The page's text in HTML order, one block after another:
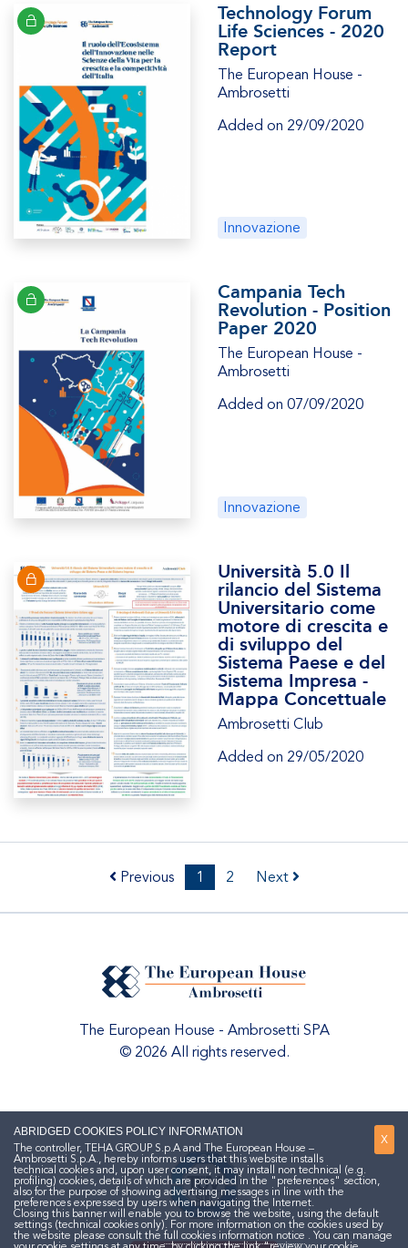
Technology Forum
Life Sciences - 2020
Report
The European House -
Ambrosetti
Added on 29/09/2020
Innovazione
Campania Tech
Revolution - Position
Paper 2020
The European House -
Ambrosetti
Added on 07/09/2020
Innovazione
Università 5.0 Il
rilancio del Sistema
Universitario come
motore di crescita e
di sviluppo del
Sistema Paese e del
Sistema Impresa -
Mappa Concettuale
Ambrosetti Club
Added on 29/05/2020
Previous 1 2 Next
The European House - Ambrosetti SPA
© 2026 All rights reserved.
X
ABRIDGED COOKIES POLICY INFORMATION
The controller, TEHA GROUP S.p.A and The European House –
Ambrosetti S.p.A., hereby informs users that this website installs
technical cookies and, upon user consent, it may install non technical (e.g.
profiling) cookies, details of which are provided in the "preferences" section,
also for the purpose of showing advertising messages in line with the
preferences expressed by users when navigating the Internet.
Closing this banner will enable you to browse the website, using the default
settings (technical cookies only). For more information on the cookies used by
the website please consult the full cookies information notice . You can manage